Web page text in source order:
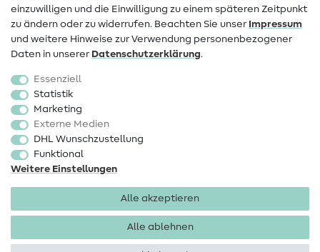
Beliebt
Stoffe
Sale
Schnittmuster
einzuwilligen und die Einwilligung zu einem späteren Zeitpunkt
zu ändern oder zu widerrufen. Beachten Sie unser Impressum
und weitere Hinweise zur Verwendung personenbezogener
Daten in unserer Daten­schutz­erklärung.
Essenziell
Statistik
Marketing
Externe Medien
DHL Wunschzustellung
Funktional
Weitere Einstellungen
Alle akzeptieren
Alle ablehnen
Impressum Datenschutz
AGB